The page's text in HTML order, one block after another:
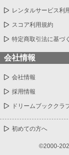
レンタルサービス利
スコア利用規約
特定商取引法に基づ
会社情報
会社情報
採用情報
ドリームブッククラ
初めての方へ
©2000-